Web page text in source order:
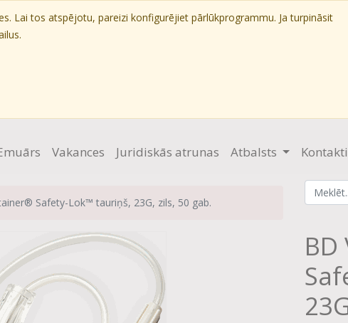
Lai tos atspējotu, pareizi konfigurējiet pārlūkprogrammu. Ja turpināsit
Vakances Juridiskās atrunas Atbalsts Kontakti
Safety-Lok™ tauriņš, 23G, zils, 50 gab.